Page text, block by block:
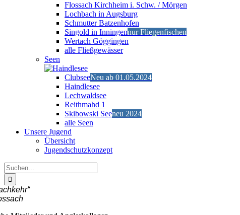
Flossach Kirchheim i. Schw. / Mörgen
Lochbach in Augsburg
Schmutter Batzenhofen
Singold in Inningennur Fliegenfischen
Wertach Göggingen
alle Fließgewässer
Seen
ClubseeNeu ab 01.05.2024
Haindlesee
Lechwaldsee
Reithmahd 1
Skibowski Seeneu 2024
alle Seen
Unsere Jugend
Übersicht
Jugendschutzkonzept
Suche
nach: